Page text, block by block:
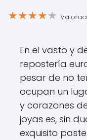
★★★★★
En el vasto y
repostería
pesar de no
ocupan un
y corazones
joyas es, sin
exquisito